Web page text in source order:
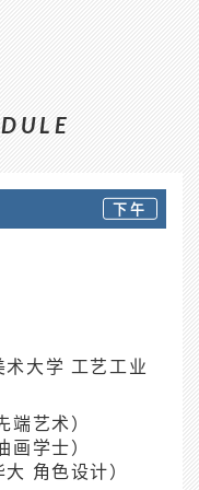
下午
大学 工艺工业
艺术）
学士）
角色设计）